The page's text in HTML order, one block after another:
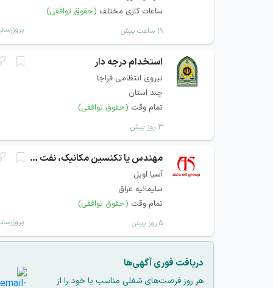
ساعات کاری مختلف (حقوق توافقی)
۱۹ ساعت پیش
استخدام درجه دار
نیروی انتظامی فراجا
چند استان
تمام وقت (حقوق توافقی)
۳ روز پیش
مهندس یا تکنسین مکانیک، نفت و پتروشیمی
آسیا اویل
سلیمانیه عراق
تمام وقت (حقوق توافقی)
۵ روز پیش
دریافت فوری آگهی‌ها
هر روز فرصت‌های شغلی مناسب با خود را از